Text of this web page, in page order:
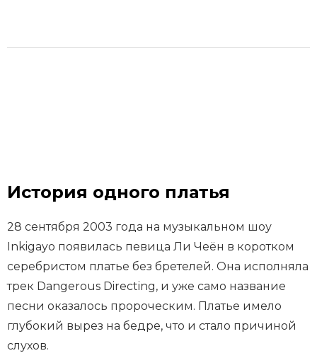
История одного платья
28 сентября 2003 года на музыкальном шоу
Inkigayo появилась певица Ли Чеён в коротком
серебристом платье без бретелей. Она исполняла
трек Dangerous Directing, и уже само название
песни оказалось пророческим. Платье имело
глубокий вырез на бедре, что и стало причиной
слухов.